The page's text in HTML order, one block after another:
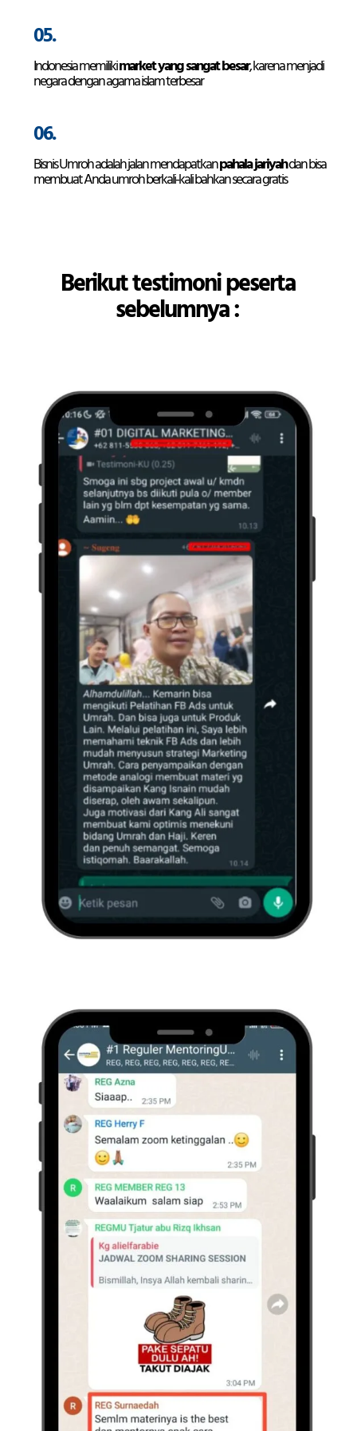
05.
Indonesia memilikimarket yang sangat besar, karena menjadi
negara dengan agama islam terbesar
06.
Bisnis Umroh adalah jalan mendapatkanpahala jariyahdan bisa
membuat Anda umroh berkali-kali bahkan secara gratis
Berikut testimoni peserta
sebelumnya :